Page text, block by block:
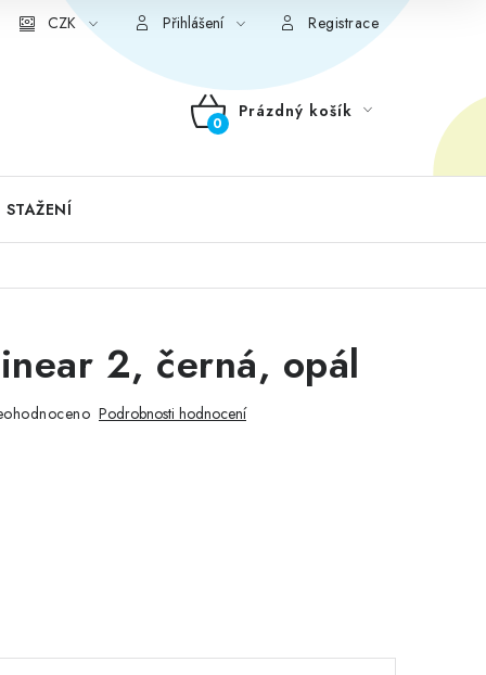
CZK Přihlášení Registrace
NÁKUPNÍ
Prázdný košík
STAŽENÍ
2, černá, opál
Podrobnosti hodnocení